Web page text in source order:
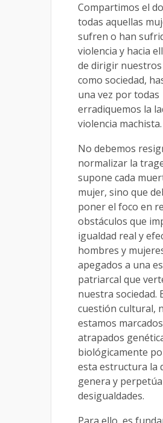
Compartimos el
todas aquellas
sufren o han
violencia y hacia
de dirigir
como sociedad,
una vez por todas
erradiquemos la
violencia machista.
No debemos
normalizar la
supone cada
mujer, sino que
poner el foco en
obstáculos que
igualdad real y
hombres y
apegados a una
patriarcal que
nuestra sociedad.
cuestión cultural,
estamos
atrapados
biológicamente
esta estructura la
genera y
desigualdades.